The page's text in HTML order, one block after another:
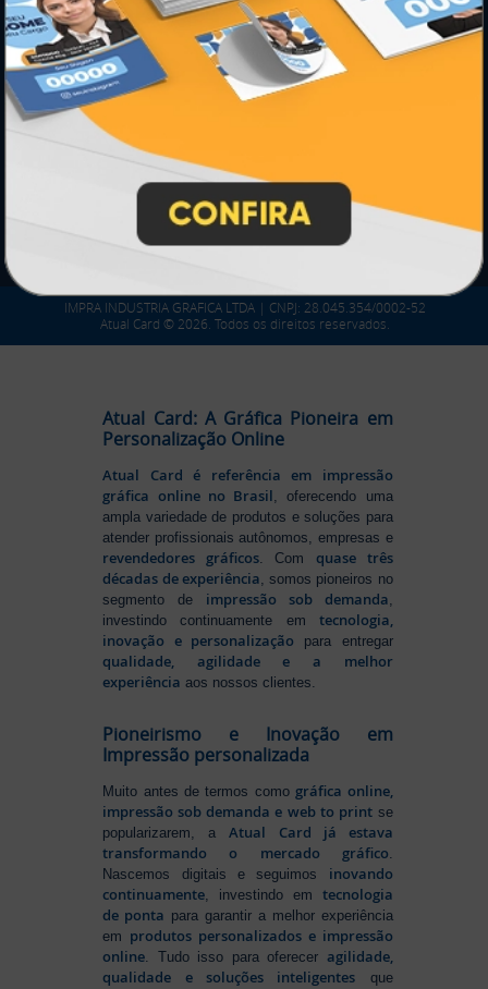
SEGURANÇA
IMPRA INDUSTRIA GRAFICA LTDA | CNPJ: 28.045.354/0002-52
Atual Card © 2026. Todos os direitos reservados.
Atual Card: A Gráfica Pioneira em
Personalização Online
Atual Card é referência em impressão
gráfica online no Brasil , oferecendo uma
ampla variedade de produtos e soluções para
atender profissionais autônomos, empresas e
revendedores gráficos. Comquase três
décadas de experiência , somos pioneiros no
segmento de impressão sob demanda
investindo continuamente em tecnologia,
inovação e personalização para entregar
qualidade, agilidade e a melhor
experiência aos nossos clientes.
Pioneirismo e Inovação em
Impressão personalizada
Muito antes de termos como gráfica online,
impressão sob demanda e web to printse
popularizarem, aAtual Card já estava
transformando o mercado gráfico.
Nascemos digitais e seguimos inovando
continuamente, investindo em tecnologia
de ponta para garantir a melhor experiência
em produtos personalizados e impressão
online. Tudo isso para oferecer agilidade,
qualidade e soluções inteligentes que